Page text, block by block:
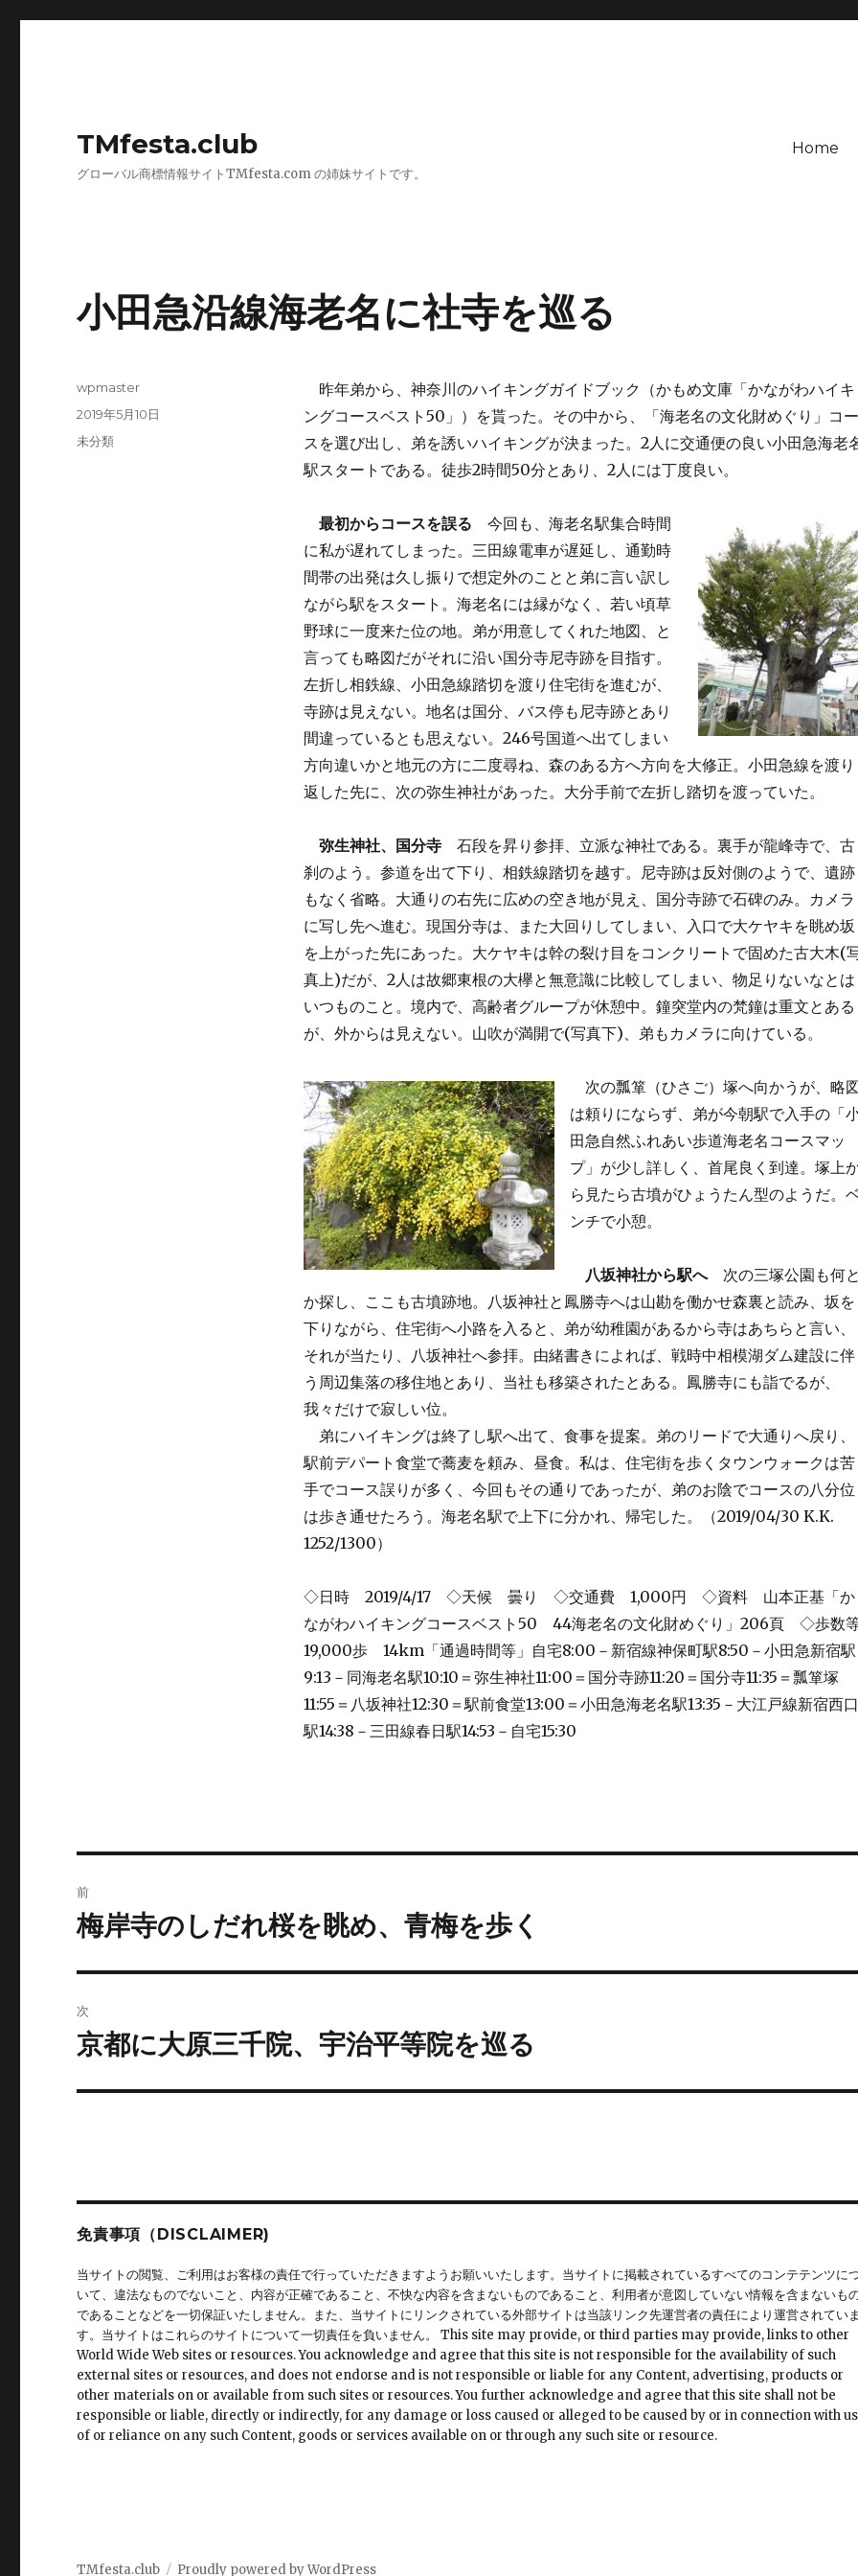
TMfesta.club
グローバル商標情報サイトTMfesta.com の姉妹サイトです。
Home
小田急沿線海老名に社寺を巡る
昨年弟から、神奈川のハイキングガイドブック（かもめ文庫「かながわハイキ
ングコースベスト50」）を貰った。その中から、「海老名の文化財めぐり」コー
スを選び出し、弟を誘いハイキングが決まった。2人に交通便の良い小田急海老
駅スタートである。徒歩2時間50分とあり、2人には丁度良い。
最初からコースを誤る 今回も、海老名駅集合時間
に私が遅れてしまった。三田線電車が遅延し、通勤時
間帯の出発は久し振りで想定外のことと弟に言い訳し
ながら駅をスタート。海老名には縁がなく、若い頃草
野球に一度来た位の地。弟が用意してくれた地図、と
言っても略図だがそれに沿い国分寺尼寺跡を目指す。
左折し相鉄線、小田急線踏切を渡り住宅街を進むが、
寺跡は見えない。地名は国分、バス停も尼寺跡とあり
間違っているとも思えない。246号国道へ出てしまい
方向違いかと地元の方に二度尋ね、森のある方へ方向を大修正。小田急線を渡り
返した先に、次の弥生神社があった。大分手前で左折し踏切を渡っていた。
弥生神社、国分寺石段を昇り参拝、立派な神社である。裏手が龍峰寺で、古
刹のよう。参道を出て下り、相鉄線踏切を越す。尼寺跡は反対側のようで、遺跡
もなく省略。大通りの右先に広めの空き地が見え、国分寺跡で石碑のみ。カメラ
に写し先へ進む。現国分寺は、また大回りしてしまい、入口で大ケヤキを眺め坂
を上がった先にあった。大ケヤキは幹の裂け目をコンクリートで固めた古大木(
真上)だが、2人は故郷東根の大欅と無意識に比較してしまい、物足りないなとは
いつものこと。境内で、高齢者グループが休憩中。鐘突堂内の梵鐘は重文とある
が、外からは見えない。山吹が満開で(写真下)、弟もカメラに向けている。
次の瓢箪（ひさご）塚へ向かうが、略
は頼りにならず、弟が今朝駅で入手の「
田急自然ふれあい歩道海老名コースマッ
プ」が少し詳しく、首尾良く到達。塚上
ら見たら古墳がひょうたん型のようだ。
ンチで小憩。
八坂神社から駅へ 次の三塚公園も何
か探し、ここも古墳跡地。八坂神社と鳳勝寺へは山勘を働かせ森裏と読み、坂を
下りながら、住宅街へ小路を入ると、弟が幼稚園があるから寺はあちらと言い、
それが当たり、八坂神社へ参拝。由緒書きによれば、戦時中相模湖ダム建設に伴
う周辺集落の移住地とあり、当社も移築されたとある。鳳勝寺にも詣でるが、
我々だけで寂しい位。
弟にハイキングは終了し駅へ出て、食事を提案。弟のリードで大通りへ戻り、
駅前デパート食堂で蕎麦を頼み、昼食。私は、住宅街を歩くタウンウォークは苦
手でコース誤りが多く、今回もその通りであったが、弟のお陰でコースの八分位
は歩き通せたろう。海老名駅で上下に分かれ、帰宅した。（2019/04/30 K.K.
1252/1300）
◇日時 2019/4/17 ◇天候 曇り ◇交通費 1,000円 ◇資料 山本正基「か
ながわハイキングコースベスト50 44海老名の文化財めぐり」206頁 ◇歩数
19,000歩 14km「通過時間等」自宅8:00－新宿線神保町駅8:50－小田急新宿駅
9:13－同海老名駅10:10＝弥生神社11:00＝国分寺跡11:20＝国分寺11:35＝瓢箪塚
11:55＝八坂神社12:30＝駅前食堂13:00＝小田急海老名駅13:35－大江戸線新宿西口
駅14:38－三田線春日駅14:53－自宅15:30
投
wpmaster
投
稿
2019年5月10日
カ
未分類
稿
ゲ
ン
前
前
投
稿:
梅岸寺のしだれ桜を眺め、青梅を歩く
次
次
投
京都に大原三千院、宇治平等院を巡る
免責事項（DISCLAIMER)
当サイトの閲覧、ご利用はお客様の責任で行っていただきますようお願いいたします。当サイトに掲載されているすべてのコンテテンツに
いて、違法なものでないこと、内容が正確であること、不快な内容を含まないものであること、利用者が意図していない情報を含まないも
であることなどを一切保証いたしません。また、当サイトにリンクされている外部サイトは当該リンク先運営者の責任により運営されてい
す。当サイトはこれらのサイトについて一切責任を負いません。 This site may provide, or third parties may provide, links to other
World Wide Web sites or resources. You acknowledge and agree that this site is not responsible for the availability of such
external sites or resources, and does not endorse and is not responsible or liable for any Content, advertising, products or
other materials on or available from such sites or resources. You further acknowledge and agree that this site shall not be
responsible or liable, directly or indirectly, for any damage or loss caused or alleged to be caused by or in connection with
of or reliance on any such Content, goods or services available on or through any such site or resource.
TMfesta.club Proudly powered by WordPress